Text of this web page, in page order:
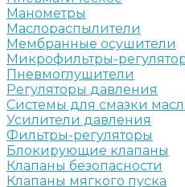
Манометры
Маслораспылители
Мембранные осушители
Микрофильтры-
Пневмоглушители
Регуляторы давления
Системы для смазки
Усилители давления
Фильтры-регуляторы
Блокирующие клапаны
Клапаны безопасности
Клапаны мягкого пуска